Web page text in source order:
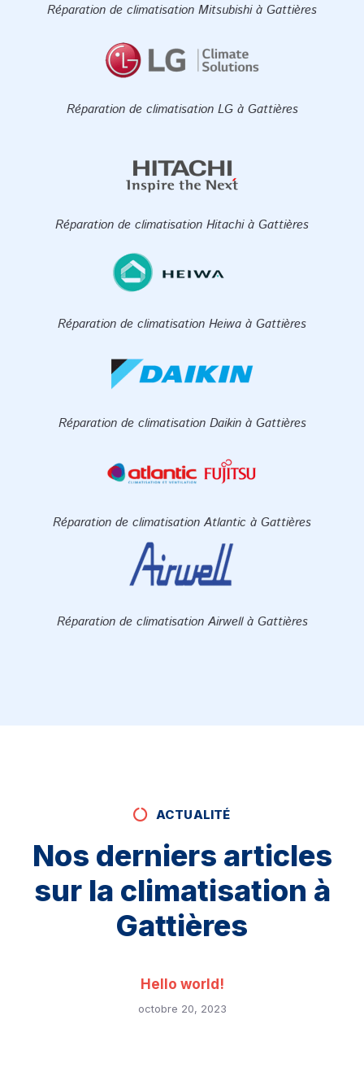
Réparation de climatisation Mitsubishi à Gattières
Réparation de climatisation LG à Gattières
Réparation de climatisation Hitachi à Gattières
Réparation de climatisation Heiwa à Gattières
Réparation de climatisation Daikin à Gattières
Réparation de climatisation Atlantic à Gattières
Réparation de climatisation Airwell à Gattières
ACTUALITÉ
Nos derniers articles
sur la climatisation à
Gattières
Hello world!
octobre 20, 2023